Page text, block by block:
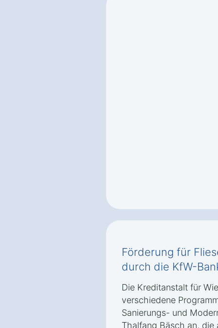
Förderung für
durch die KfW-
Die Kreditanstalt für
verschiedene
Sanierungs- und
Thalfang Bäsch an, die